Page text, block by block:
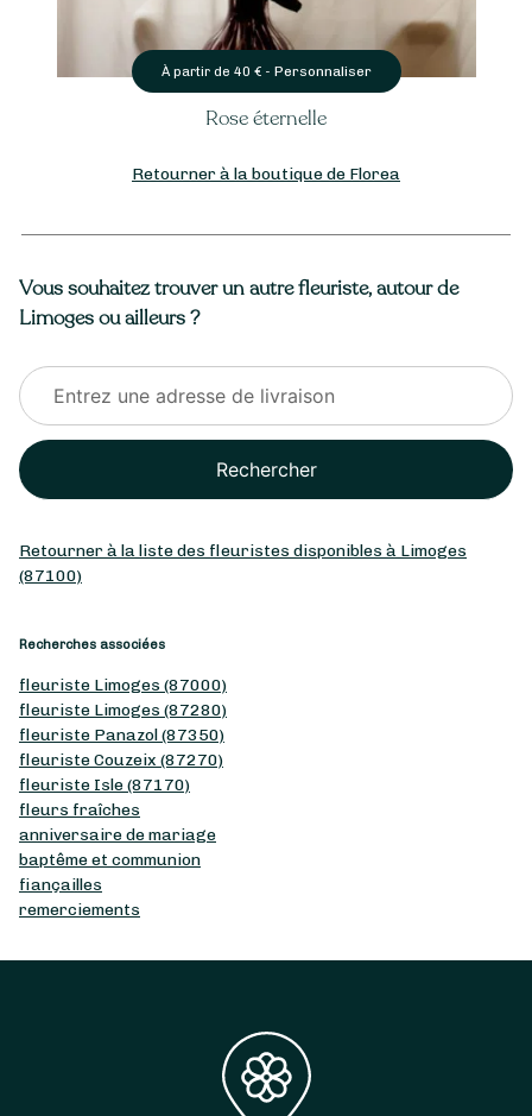
40 € -Personnaliser
Rose éternelle
Retourner à la boutique de Florea
Vous souhaitez trouver un autre fleuriste, autour de
Limoges ou ailleurs ?
Rechercher
Retourner à la liste des fleuristes disponibles à Limoges
(87100)
Recherches associées
fleuriste Limoges (87000)
fleuriste Limoges (87280)
fleuriste Panazol (87350)
fleuriste Couzeix (87270)
fleuriste Isle (87170)
fleurs fraîches
anniversaire de mariage
baptême et communion
fiançailles
remerciements